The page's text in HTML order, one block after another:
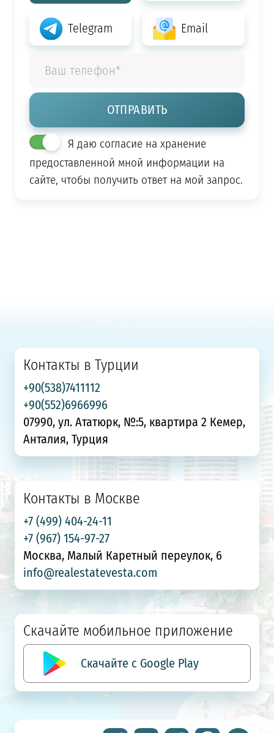
Telegram Email
Я даю согласие на хранение
предоставленной мной информации на
сайте, чтобы получить ответ на мой запрос.
Контакты в Турции
+90(538)7411112
+90(552)6966996
07990, ул. Ататюрк, №:5, квартира 2 Кемер,
Анталия, Турция
Контакты в Москве
+7 (499) 404-24-11
+7 (967) 154-97-27
Москва, Малый Каретный переулок, 6
info@realestatevesta.com
Скачайте мобильное приложение
Скачайте с Google Play